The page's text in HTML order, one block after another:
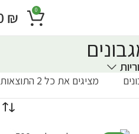
0
₪
מציגים את כל ⁦2⁩ התוצאות